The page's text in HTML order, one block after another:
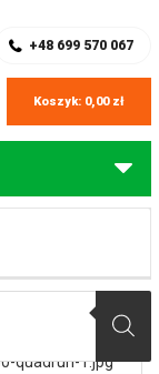
+48 699 570 067
Koszyk: 0,00 zł
PROX